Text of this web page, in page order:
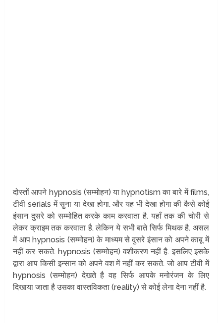
दोस्तों आपने hypnosis (सम्मोहन) या hypnotism का बारे में films,
टीवी serials में सुना या देखा होगा. और यह भी देखा होगा की कैसे कोई
इंसान दुसरे को सम्मोहित करके काम करवाता है. यहाँ तक की चोरी से
लेकर क्राइम तक करवाता है. लेकिन ये सभी बाते सिर्फ मिथक है. असल
में आप hypnosis (सम्मोहन) के माध्यम से दुसरे इंसान को अपने काबू में
नहीं कर सकते. hypnosis (सम्मोहन) वशीकरण नहीं है. इसलिए इसके
द्वारा आप किसी इन्सान को अपने वश में नहीं कर सकते. जो आप टीवी में
hypnosis (सम्मोहन) देखते है वह सिर्फ आपके मनोरंजन के लिए
दिखाया जाता है उसका वास्तविकता (reality) से कोई लेना देना नहीं है.